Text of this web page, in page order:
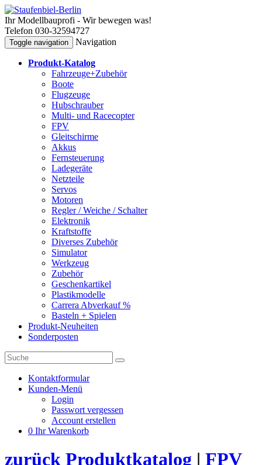
Ihr Modellbauprofi - Wir bewegen was!
Telefon 030-32594727
Toggle navigation Navigation
Produkt-Katalog
Fahrzeuge+Zubehör
Boote
Flugzeuge
Hubschrauber
Multi- und Racecopter
FPV
Gleitschirme
Akkus
Fernsteuerung
Ladegeräte
Netzteile
Servos
Motoren
Regler / Weiche / Schalter
Elektronik
Kraftstoffe
Diverses Zubehör
Simulator
Werkzeug
Zubehör
Geschenkartikel
Plastikmodelle
Carrera Abverkauf %
Basteln + Spielen
Produkt-Neuheiten
Sonderposten
Kontaktformular
Kunden-Menü
Login
Passwort vergessen
Account erstellen
0 Ihr Warenkorb
zurück Produktkatalog | FPV